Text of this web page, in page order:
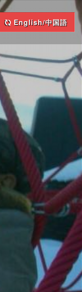
English/中国語